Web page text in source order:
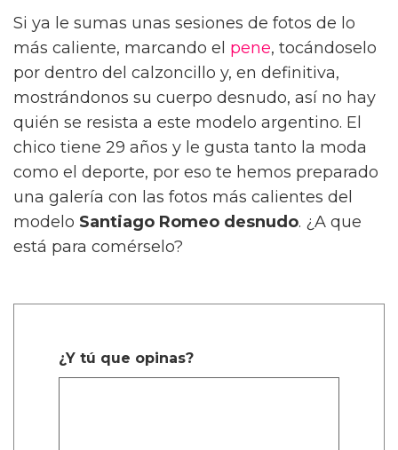
Si ya le sumas unas sesiones de fotos de lo
más caliente, marcando el pene, tocándoselo
por dentro del calzoncillo y, en definitiva,
mostrándonos su cuerpo desnudo, así no hay
quién se resista a este modelo argentino. El
chico tiene 29 años y le gusta tanto la moda
como el deporte, por eso te hemos preparado
una galería con las fotos más calientes del
modelo Santiago Romeo desnudo. ¿A que
está para comérselo?
¿Y tú que opinas?